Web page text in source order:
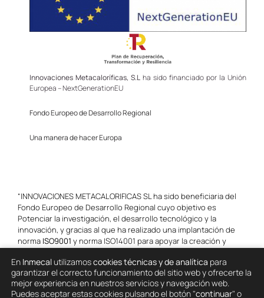
Innovaciones Metacaloríficas, S.L ha sido financiado por la Unión
Europea – NextGenerationEU
Fondo Europeo de Desarrollo Regional
Una manera de hacer Europa
“INNOVACIONES METACALORIFICAS SL ha sido beneficiaria del
Fondo Europeo de Desarrollo Regional cuyo objetivo es
Potenciar la investigación, el desarrollo tecnológico y la
innovación, y gracias al que ha realizado una implantación de
norma ISO9001 y norma ISO14001 para apoyar la creación y
ello ha contado con el apoyo del Programa InnoCámaras de la
Cámara de Comercio de Granada.”
Una manera de hacer Europa.
En Inmecalutilizamoscookies técnicas y de analítica para
garantizar el correcto funcionamiento del sitio web y ofrecerte la
mejor experiencia en nuestros servicios y navegación web.
Puedes aceptar estas cookies pulsando el botón "continuar" o